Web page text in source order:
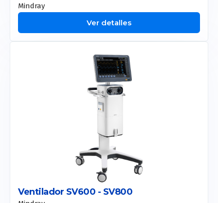
Mindray
Ver detalles
Ventilador SV600 - SV800